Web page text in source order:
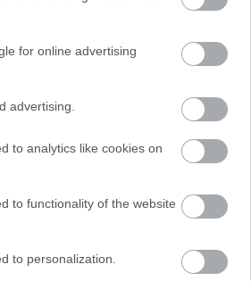
for online advertising
advertising.
to analytics like cookies on
to functionality of the website
to personalization.
felelősségvállalásának
meg az embereket a
amely pillanatok